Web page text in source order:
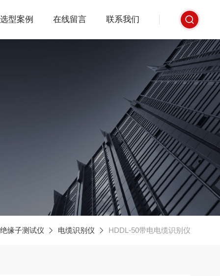
选型案例 在线留言 联系我们
缘子测试仪 电缆识别仪 HDDL-50带电电缆识别仪